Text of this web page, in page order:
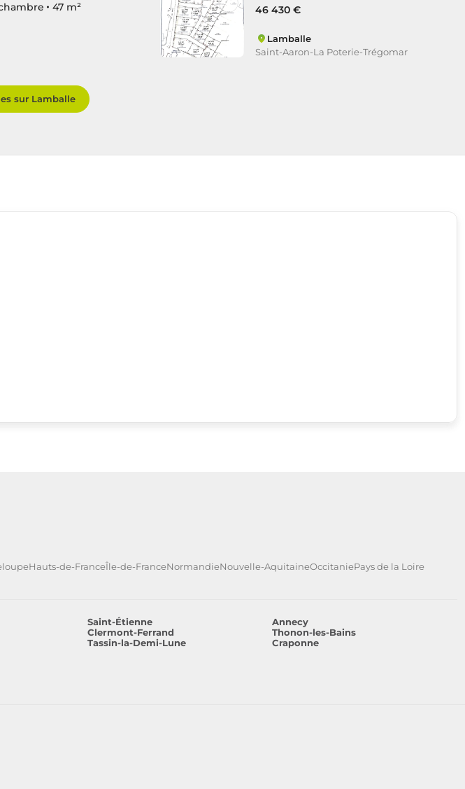
47 m²
46 430 €
Lamballe
Saint-Aaron-La Poterie-Trégomar
sur Lamballe
Hauts-de-FranceÎle-de-FranceNormandieNouvelle-AquitaineOccitaniePays de la Loire
Saint-Étienne
Annecy
Clermont-Ferrand
Thonon-les-Bains
Tassin-la-Demi-Lune
Craponne